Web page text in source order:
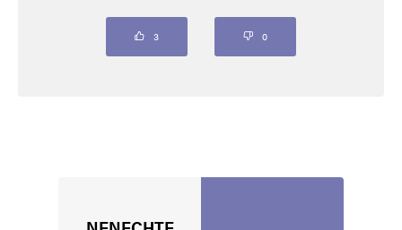
3 0